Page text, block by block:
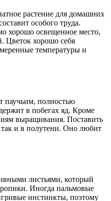
растение для домашних
особого труда.
хорошо освещенное место,
Цветок хорошо себя
температуры и
паучьим, полностью
в побегах яд. Кроме
выращивания. Поставить
и в полутени. Оно любит
листьями, который
Иногда пальмовые
инстинкты, поэтому